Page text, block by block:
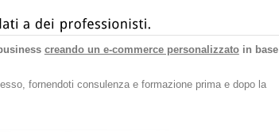
creando un e-commerce personalizzatoin base
fornendoti consulenza e formazione prima e dopo la